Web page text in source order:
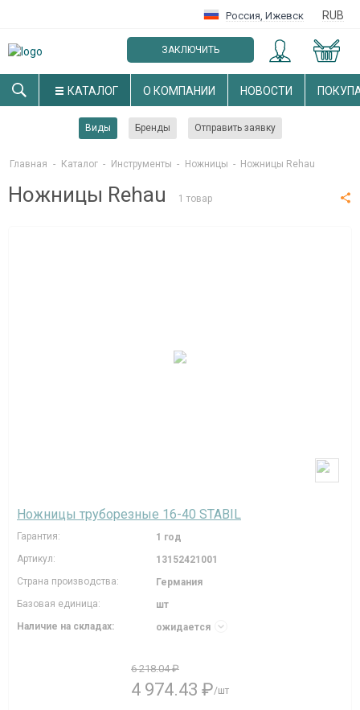
Россия, Ижевск RUB
ЗАКЛЮЧИТЬ
ОПТОВЫЙ ДОГОВОР
КАТАЛОГ О КОМПАНИИ НОВОСТИ
Виды Бренды Отправить заявку
Главная - Каталог - Инструменты - Ножницы - Ножницы Rehau
Ножницы Rehau 1 товар
Ножницы труборезные 16-40 STABIL
Гарантия:
1 год
Артикул:
13152421001
Страна производства:
Германия
Базовая единица:
шт
Наличие на складах:
ожидается
6 218.04 ₽
4 974.43 ₽/шт